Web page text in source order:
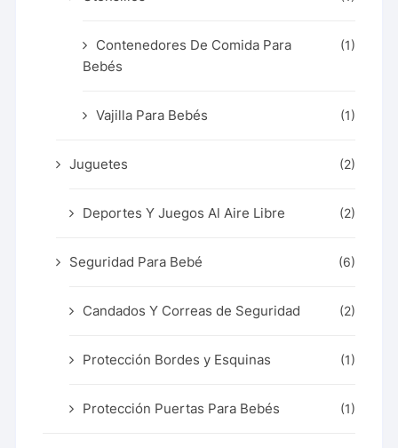
Contenedores De Comida Para
Bebés
(1)
Vajilla Para Bebés (1)
Juguetes (2)
Deportes Y Juegos Al Aire Libre (2)
Seguridad Para Bebé (6)
Candados Y Correas de Seguridad (2)
Protección Bordes y Esquinas (1)
Protección Puertas Para Bebés (1)